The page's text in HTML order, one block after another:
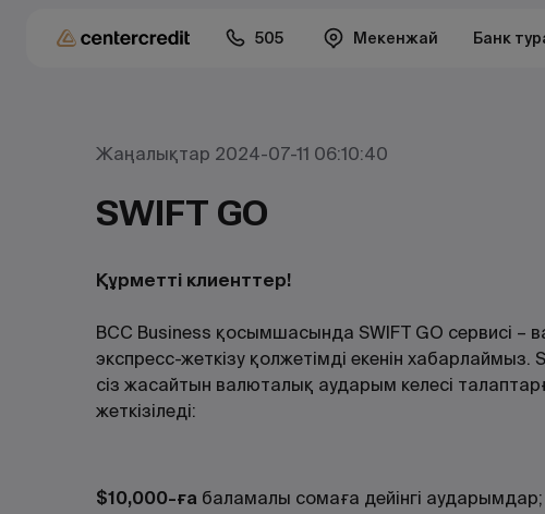
505 Мекенжай Банк
Жаңалықтар 2024-07-11 06:10:40
SWIFT GO
Құрметті клиенттер!
BCC Business қосымшасында SWIFT GO сервисі
экспресс-жеткізу қолжетімді екенін хабарлаймыз.
сіз жасайтын валюталық аударым келесі
жеткізіледі:
$10,000-ға баламалы сомаға дейінгі аударымдар;